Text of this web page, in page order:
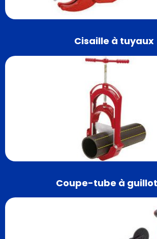
Cisaille à tuyaux
Coupe-tube à